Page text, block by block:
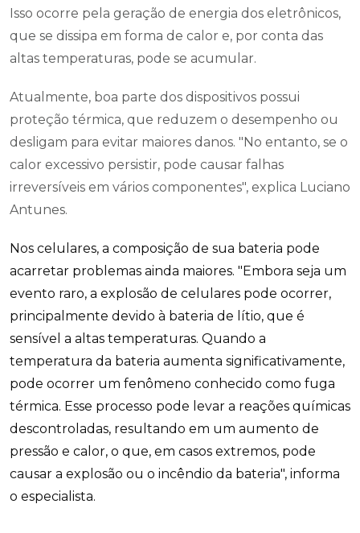
Isso ocorre pela geração de energia dos eletrônicos,
que se dissipa em forma de calor e, por conta das
altas temperaturas, pode se acumular.
Atualmente, boa parte dos dispositivos possui
proteção térmica, que reduzem o desempenho ou
desligam para evitar maiores danos. "No entanto, se o
calor excessivo persistir, pode causar falhas
irreversíveis em vários componentes", explica Luciano
Antunes.
Nos celulares, a composição de sua bateria pode
acarretar problemas ainda maiores. "Embora seja um
evento raro, a explosão de celulares pode ocorrer,
principalmente devido à bateria de lítio, que é
sensível a altas temperaturas. Quando a
temperatura da bateria aumenta significativamente,
pode ocorrer um fenômeno conhecido como fuga
térmica. Esse processo pode levar a reações químicas
descontroladas, resultando em um aumento de
pressão e calor, o que, em casos extremos, pode
causar a explosão ou o incêndio da bateria", informa
o especialista.